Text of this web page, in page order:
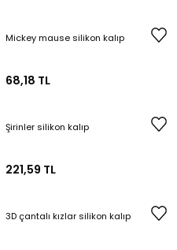
Mickey mause silikon kalıp
68,18 TL
Şirinler silikon kalıp
221,59 TL
3D çantalı kızlar silikon kalıp